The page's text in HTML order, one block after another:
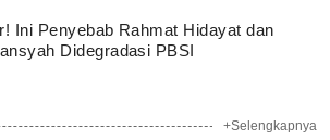
Ini Penyebab Rahmat Hidayat dan
Didegradasi PBSI
+Selengkapnya